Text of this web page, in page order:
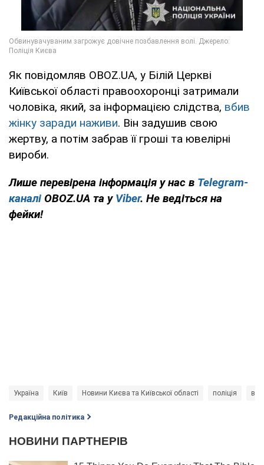
Як повідомляв OBOZ.UA, у Білій Церкві
Київської області правоохоронці затримали
чоловіка, який, за інформацією слідства, вбив
жінку заради наживи. Він задушив свою
жертву, а потім забрав її гроші та ювелірні
вироби.
Лише перевірена інформація у нас в Telegram-
каналі OBOZ.UA та у Viber. Не ведіться на
фейки!
Україна Київ Новини Києва та Київської області поліція
Редакційна політика